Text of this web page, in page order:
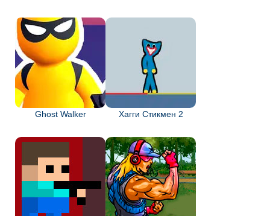
Ghost Walker Хагги Стикмен 2